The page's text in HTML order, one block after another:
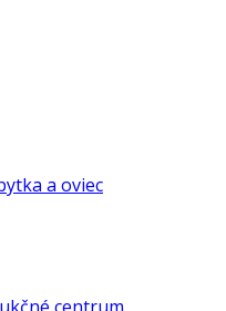
a oviec